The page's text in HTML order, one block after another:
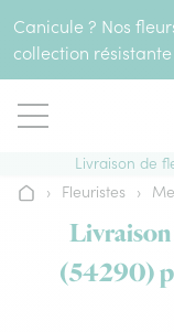
Canicule ? Nos
collection
Livraison de
Accueil
› Fleuristes ›
Livraison
(54290)